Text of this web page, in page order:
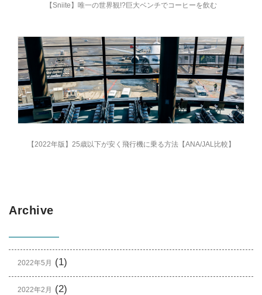
【Sniite】唯一の世界観!?巨大ベンチでコーヒーを飲む
【2022年版】25歳以下が安く飛行機に乗る方法【ANA/JAL比較】
Archive
2022年5月 (1)
2022年2月 (2)